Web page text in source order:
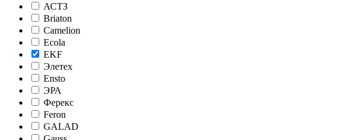
АСТЗ
Briaton
Camelion
Ecola
EKF
Элетех
Ensto
ЭРА
Ферекс
Feron
GALAD